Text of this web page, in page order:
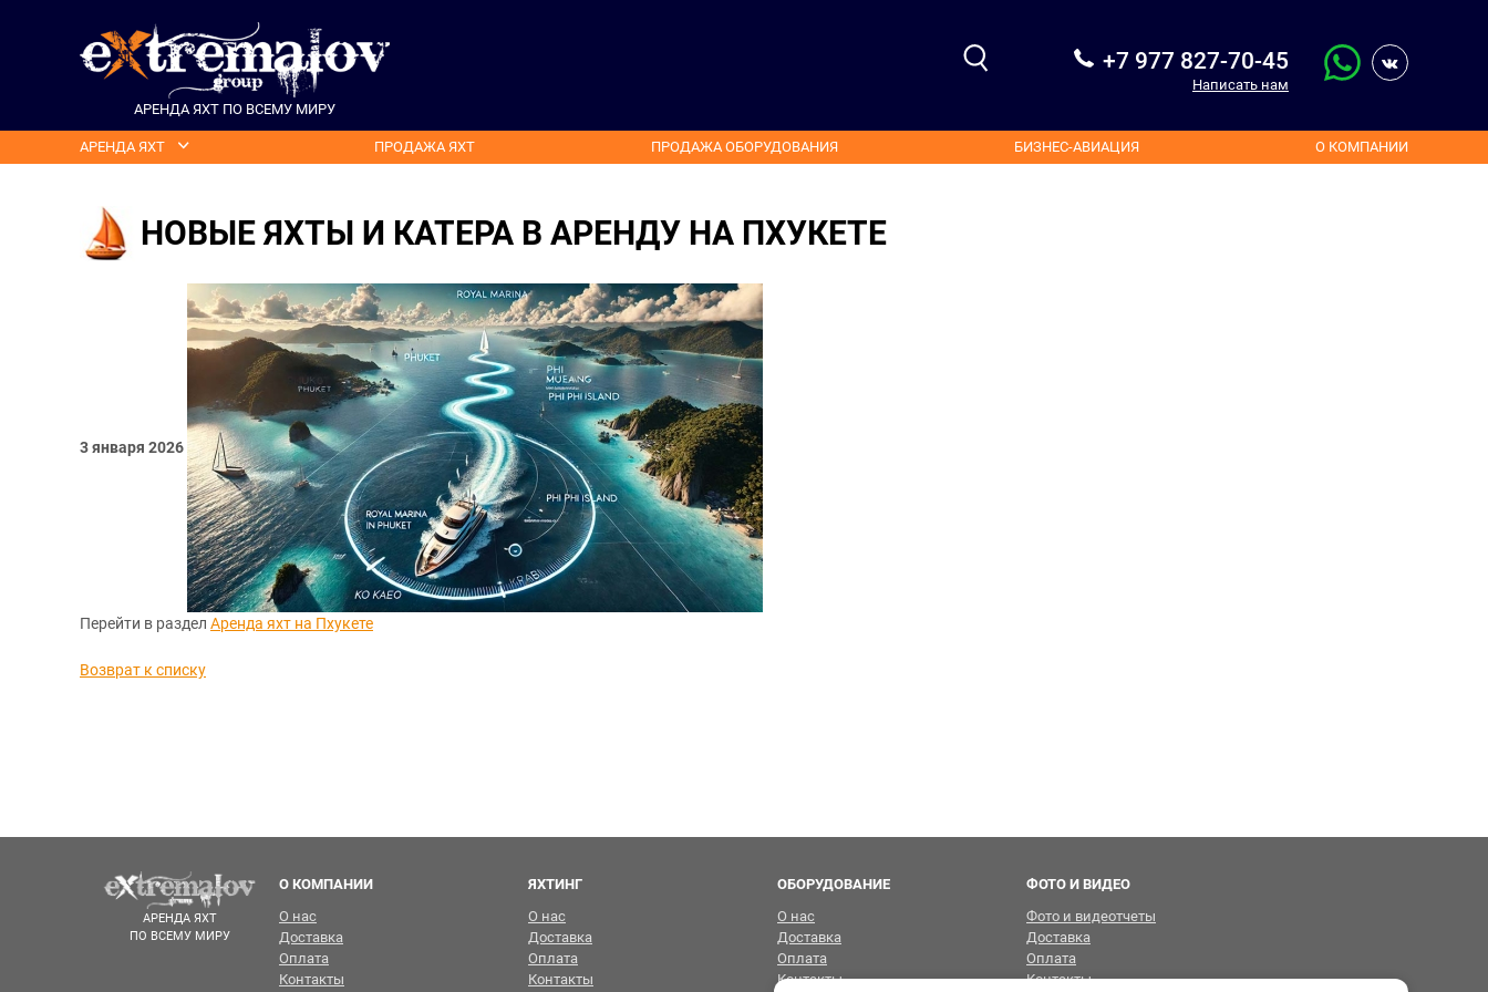
АРЕНДА ЯХТ ПО ВСЕМУ МИРУ
+7 977 827-70-45
Написать нам
АРЕНДА ЯХТ ПРОДАЖА ЯХТ ПРОДАЖА ОБОРУДОВАНИЯ БИЗНЕС-АВИАЦИЯ О КОМПАНИИ
НОВЫЕ ЯХТЫ И КАТЕРА В АРЕНДУ НА ПХУКЕТЕ
3 января 2026
Перейти в раздел Аренда яхт на Пхукете
Возврат к списку
АРЕНДА ЯХТ
ПО ВСЕМУ МИРУ
О КОМПАНИИ
О нас
Доставка
Оплата
Контакты
ЯХТИНГ
О нас
Доставка
Оплата
Контакты
ОБОРУДОВАНИЕ
О нас
Доставка
Оплата
Контакты
ФОТО И ВИДЕО
Фото и видеотчеты
Доставка
Оплата
Контакты